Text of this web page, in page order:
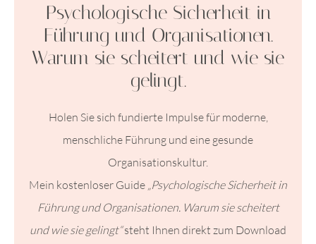
Psychologische Sicherheit in
Führung und Organisationen.
Warum sie scheitert und wie sie
gelingt.
Holen Sie sich fundierte Impulse für moderne,
menschliche Führung und eine gesunde
Organisationskultur.
Mein kostenloser Guide „Psychologische Sicherheit in
Führung und Organisationen. Warum sie scheitert
und wie sie gelingt“steht Ihnen direkt zum Download